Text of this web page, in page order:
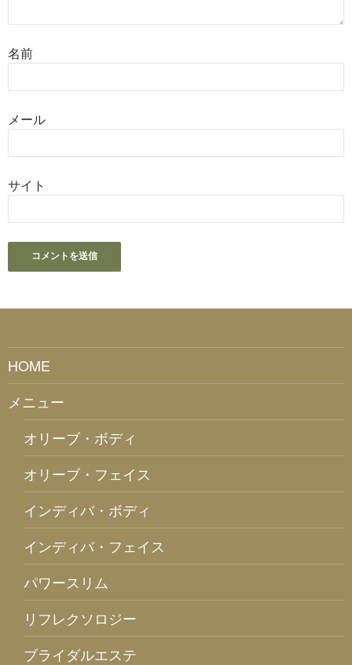
名前
メール
サイト
HOME
メニュー
オリーブ・ボディ
オリーブ・フェイス
インディバ・ボディ
インディバ・フェイス
パワースリム
リフレクソロジー
ブライダルエステ